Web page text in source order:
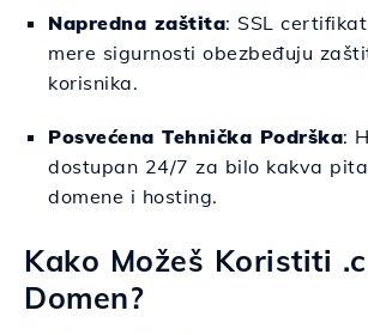
Napredna zaštita: SSL
mere sigurnosti obezbeđuju
korisnika.
Posvećena Tehnička Podrška:
dostupan 24/7 za bilo kakva
domene i hosting.
Kako Možeš Koristiti
Domen?